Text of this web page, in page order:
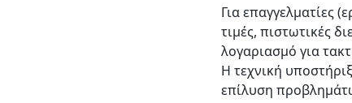
Για επαγγελματίες
τιμές, πιστωτικές
λογαριασμό για
Η τεχνική
επίλυση